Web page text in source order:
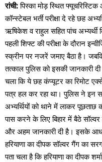
रांची:पिस्का मोड़ स्थित
कॉन्स्टेबल भर्ती परीक्षा दे रहे छह
ऋषिकेश व राहुल सहित पांच अभ्यर्थी
पहली शिफ्ट की परीक्षा के दौरान
स्क्रीन पर नजरें जमाए बैठा है।
तत्काल पुलिस को इसकी जानकारी
चला कि ये छह कंप्यूटर का रिमोट
पत्र हल कर रहा था। पुलिस ने इन
अभ्यर्थियों को थाने में लाकर पूछताछ
पास करने के लिए बिहार में बैठे
और अहम जानकारी दी है। इसके
हरियाणा का दीपक सॉल्वर गैंग का
पता चला है कि हरियाणा का दीपक